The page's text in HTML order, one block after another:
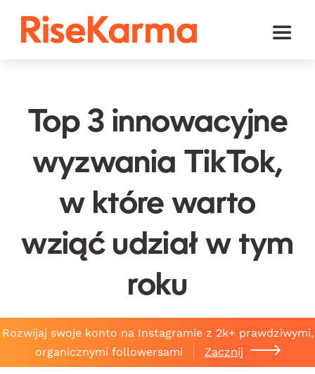
Toggle
TikTok
Facebook
YouTube
Twitter (𝕏)
Inne
Top 3 innowacyjne
wyzwania TikTok,
w które warto
wziąć udział w tym
roku
Rozwijaj swoje konto na Instagramie z 2k+ prawdziwymi,
organicznymi followersami
Zacznij